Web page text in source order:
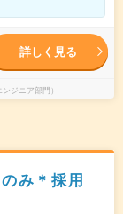
詳しく見る
ジニア部門）
み＊採用